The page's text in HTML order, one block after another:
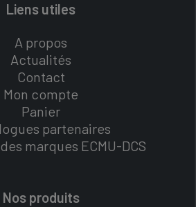
Liens utiles
A propos
Actualités
Contact
Mon compte
Panier
partenaires
marques ECMU-DCS
Nos produits